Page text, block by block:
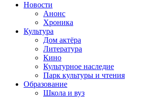
Новости
Анонс
Хроника
Культура
Дом актёра
Литература
Кино
Культурное наследие
Парк культуры и чтения
Образование
Школа и вуз